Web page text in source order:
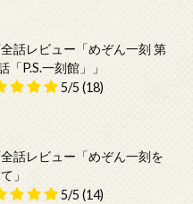
話レビュー「めぞん一刻 第
「P.S.一刻館」」
5/5 (18)
話レビュー「めぞん一刻を
」
5/5 (14)